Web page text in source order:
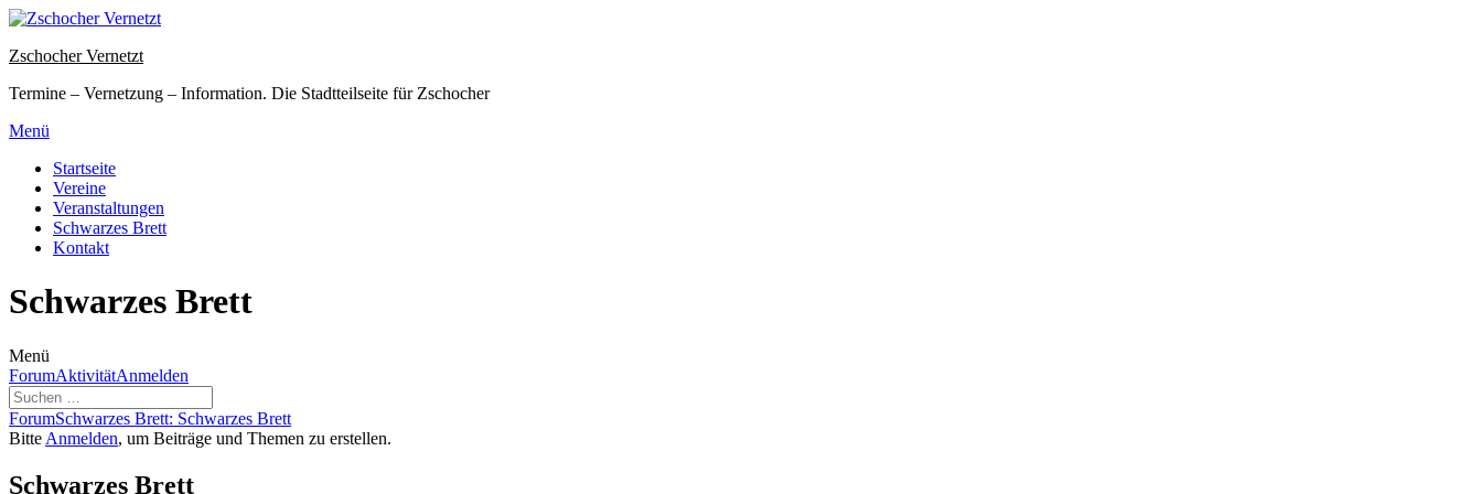
Zum
springen
Zschocher Vernetzt
Termine – Vernetzung – Information. Die Stadtteilseite für Zschocher
Menü
Startseite
Vereine
Veranstaltungen
Schwarzes Brett
Kontakt
Schwarzes Brett
Menü
Forum-
Navigation
ForumAktivitätAnmelden
Forum-
Breadcrumbs
Du
ForumSchwarzes Brett: Schwarzes Brett
Bitte Anmelden, um Beiträge und Themen zu erstellen.
Schwarzes Brett